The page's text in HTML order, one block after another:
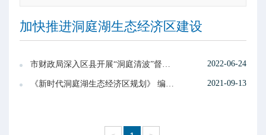
加快推进洞庭湖生态经济区建设
市财政局深入区县开展“洞庭清波”督导调研 2022-06-24
《新时代洞庭湖生态经济区规划》 编制工作座谈会在益召开 2021-09-13